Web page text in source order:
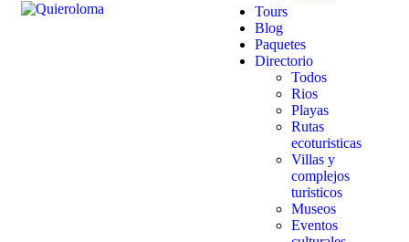
Tours
Blog
Paquetes
Directorio
Todos
Rios
Playas
Rutas
ecoturisticas
Villas y
complejos
turisticos
Museos
Eventos